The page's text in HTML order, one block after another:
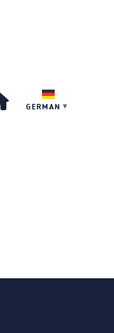
GERMAN ▼